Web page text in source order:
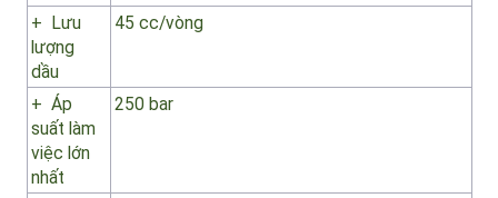
khiển xả
rác, đóng
mở
thùng,
nắp
thùng
+ Lưu